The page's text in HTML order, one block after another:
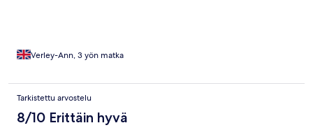
Verley-Ann, 3 yön matka
Tarkistettu arvostelu
8/10 Erittäin hyvä